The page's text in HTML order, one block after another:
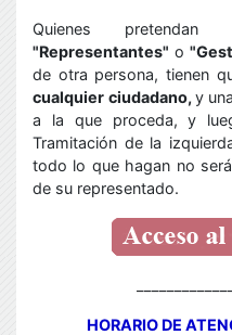
Quienes pretendan
"Representantes" o
de otra persona, tienen
cualquier ciudadano,y
a la que proceda, y
Tramitación de la
todo lo que hagan no
de su representado.
HORARIO DE